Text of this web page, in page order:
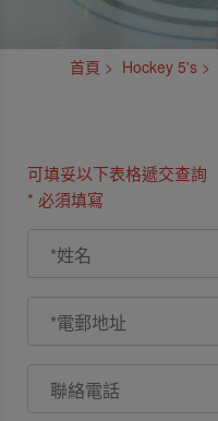
首頁 Hockey 5's
可填妥以下表格遞交查詢
* 必須填寫